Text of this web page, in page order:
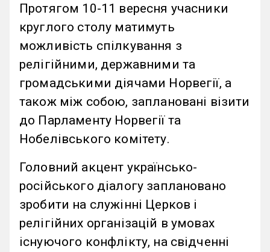
Протягом 10-11 вересня учасники
круглого столу матимуть
можливість спілкування з
релігійними, державними та
громадськими діячами Норвегії, а
також між собою, заплановані візити
до Парламенту Норвегії та
Нобелівського комітету.
Головний акцент українсько-
російського діалогу заплановано
зробити на служінні Церков і
релігійних організацій в умовах
існуючого конфлікту, на свідченні